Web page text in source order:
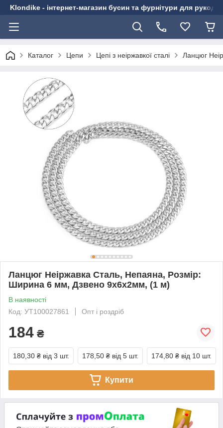
Klondike - інтернет-магазин бусин та фурнітури для
Каталог Цепи Цепі з неіржавкої сталі Ланцюг
Ланцюг Неіржавка Сталь, Непаяна, Розмір:
Ширина 6 мм, Дзвено 9х6х2мм, (1 м)
В наявності
Код: УТ100027861
Опт і роздріб
184 ₴
180,30 ₴ від 3 шт. 178,50 ₴ від 5 шт. 174,80 ₴ від 10 шт.
Купити